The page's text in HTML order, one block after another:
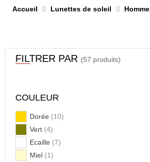
Accueil Lunettes de soleil Homme
FILTRER PAR (57 produits)
COULEUR
Dorée (10)
Vert (4)
Ecaille (7)
Miel (1)